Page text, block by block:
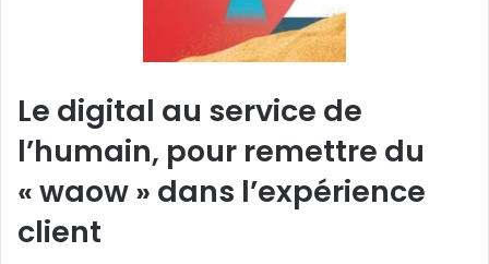
Le digital au service de
l’humain, pour remettre du
« waow » dans l’expérience
client